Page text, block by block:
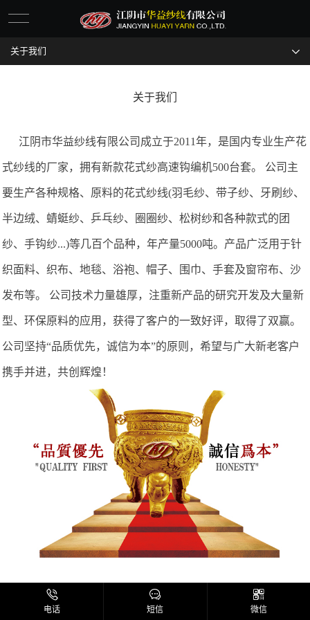
网站首页
联系我们
关于我们
关于我们
江阴市华益纱线有限公司成立于2011年，是国内专业生产花
式纱线的厂家，拥有新款花式纱高速钩编机500台套。 公司主
要生产各种规格、原料的花式纱线(羽毛纱、带子纱、牙刷纱、
半边绒、蜻蜓纱、乒乓纱、圈圈纱、松树纱和各种款式的团
纱、手钩纱...)等几百个品种，年产量5000吨。产品广泛用于针
织面料、织布、地毯、浴袍、帽子、围巾、手套及窗帘布、沙
发布等。 公司技术力量雄厚，注重新产品的研究开发及大量新
型、环保原料的应用，获得了客户的一致好评，取得了双赢。
公司坚持“品质优先，诚信为本”的原则，希望与广大新老客户
携手并进，共创辉煌！
电话 短信 微信